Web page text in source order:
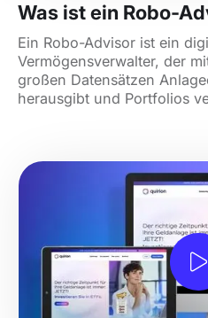
Was ist ein Robo-
Ein Robo-Advisor ist ein
Vermögensverwalter, der
großen Datensätzen
herausgibt und Portfolios